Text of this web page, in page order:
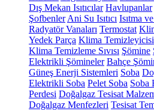
Dış Mekan Isıtıcılar Havlupanlar
Şofbenler Ani Su Isıtıcı Isıtma
Radyatör Vanaları Termostat
Yedek Parça Klima Temizleyicisi
Klima Temizleme Sıvısı Şömine
Elektrikli Şömineler Bahçe
Güneş Enerji Sistemleri Soba
Elektrikli Soba Pelet Soba Soba
Perdesi Doğalgaz Tesisat
Doğalgaz Menfezleri Tesisat